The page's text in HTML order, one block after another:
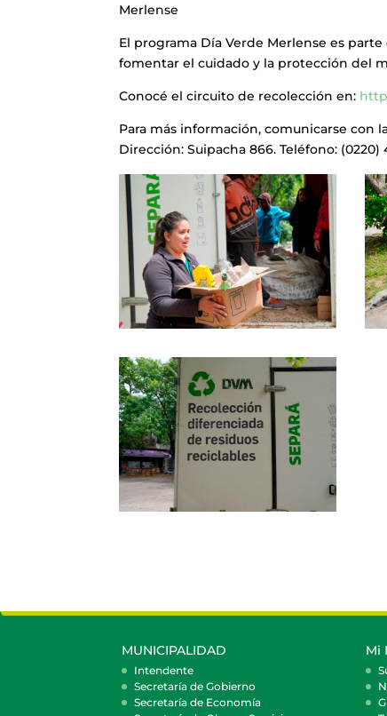
Merlense
El programa Día Verde Merlense es
fomentar el cuidado y la protección del
Conocé el circuito de recolección en:
Para más información, comunicarse con
Dirección: Suipacha 866. Teléfono: (0220)
MUNICIPALIDAD
Intendente
Secretaría de Gobierno
Secretaría de Economía
Mi